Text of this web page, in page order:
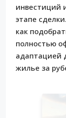
инвестиций
этапе
как
полностью
адаптацией
жилье за